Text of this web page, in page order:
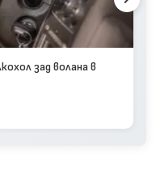
зад волана в